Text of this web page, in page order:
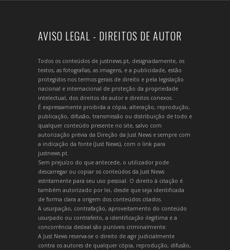
AVISO LEGAL - DIREITOS DE AUTOR
Todos os conteúdos de justnews.pt, designadamente, os
textos, as fotografias, as imagens, e a publicidade, estão
protegidos nos termos gerais de direito e pela legislação
nacional e internacional de proteção da propriedade
intelectual, dos direitos de autor e direitos conexos.
É expressamente proibida a cópia, alteração, reprodução,
publicação, difusão, transmissão ou distribuição de todo e
qualquer conteúdo presente no site, salvo com
autorização prévia da Direção da Just News e sempre com
a indicação da fonte (Just News), com o link para
justnews.pt.
Sem prejuízo do que antecede, o utilizador pode
descarregar ou copiar os conteúdos da Just News
estritamente para seu uso pessoal. O direito à citação é
também autorizado por lei, desde que seja identificada
de forma clara a origem dos conteúdos citados.
A usurpação, contrafação, aproveitamento do conteúdo
usurpado ou contrafeito, a identificação ilegítima e a
concorrência desleal são puníveis criminalmente.
A Just News reserva-se o direito de agir judicialmente
contra os autores de qualquer cópia, reprodução, difusão,